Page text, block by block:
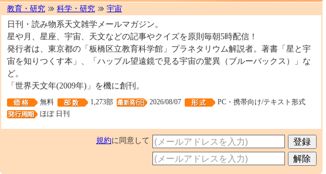
教育・研究 科学・研究 宇宙
日刊・読み物系天文雑学メールマガジン。
星や月、星座、宇宙、天文などの記事やクイズを原則毎朝5時配信！
発行者は、東京都の「板橋区立教育科学館」プラネタリウム解説者。著書「星と宇
宙を知りつくす本」、「ハッブル望遠鏡で見る宇宙の驚異（ブルーバックス）」な
ど。
「世界天文年(2009年)」を機に創刊。
無料 1,273部 2026/08/07
PC・携帯向け/テキスト形式
ほぼ 日刊
規約に同意して